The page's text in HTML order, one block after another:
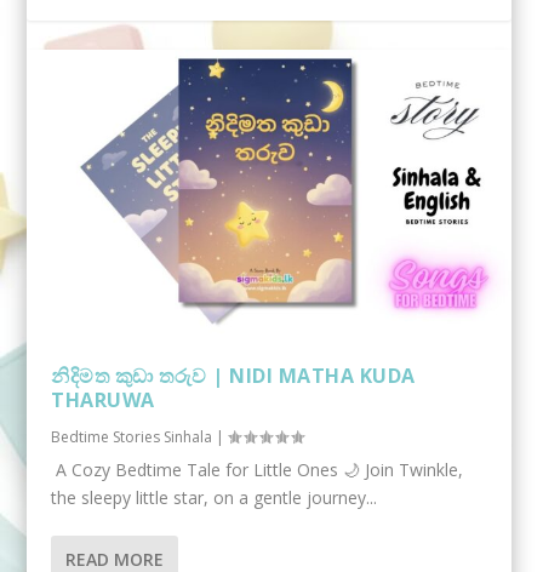
නිදිමත කුඩා තරුව | NIDI MATHA KUDA
THARUWA
Bedtime Stories Sinhala |
A Cozy Bedtime Tale for Little Ones 🌙 Join Twinkle,
the sleepy little star, on a gentle journey...
READ MORE